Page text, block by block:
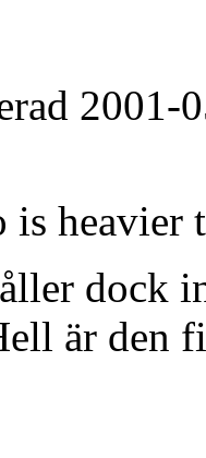
2001-
heavier
dock
är den